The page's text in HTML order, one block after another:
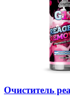
Очиститель